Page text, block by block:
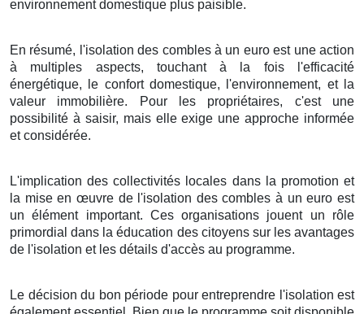
environnement domestique plus paisible.
En résumé, l'isolation des combles à un euro est une action
à multiples aspects, touchant à la fois l'efficacité
énergétique, le confort domestique, l'environnement, et la
valeur immobilière. Pour les propriétaires, c'est une
possibilité à saisir, mais elle exige une approche informée
et considérée.
L'implication des collectivités locales dans la promotion et
la mise en œuvre de l'isolation des combles à un euro est
un élément important. Ces organisations jouent un rôle
primordial dans la éducation des citoyens sur les avantages
de l'isolation et les détails d'accès au programme.
Le décision du bon période pour entreprendre l'isolation est